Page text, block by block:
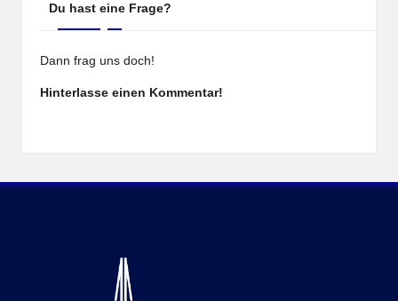
Du hast eine Frage?
Dann frag uns doch!
Hinterlasse einen Kommentar!